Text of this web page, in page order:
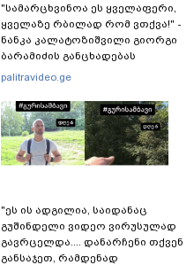
"სა­მარ­ცხვი­ნოა ეს ყვე­ლა­ფე­რი,
ყვე­ლა­ზე რბი­ლად რომ ვთქვა!" -
ნანკა კალატოზიშვილი გიორგი
ბარამიძის განცხადებას
ეხმაურება
palitravideo.ge
"ეს ის ადგილია, საიდანაც
გუშინდელი ვიდეო ვირუსულად
გავრცელდა.... დანარჩენი თქვენ
განსაჯეთ, რამდენად